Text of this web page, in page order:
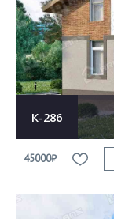
К-286
45000₽